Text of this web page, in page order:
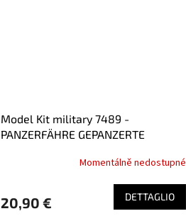
Model Kit military 7489 -
PANZERFÄHRE GEPANZERTE
PROTOTYPE Nr.1 (1:72)Momentálně nedostupné
20,90 € DETTAGLIO